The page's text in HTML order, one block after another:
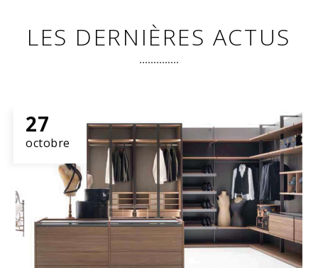
LES DERNIÈRES ACTUS
27
octobre